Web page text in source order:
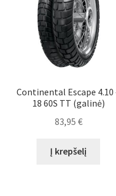
Continental Escape 4.10
18 60S TT (galinė)
83,95 €
Į krepšelį